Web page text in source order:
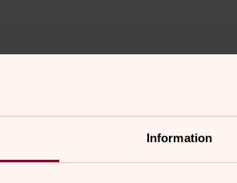
Information